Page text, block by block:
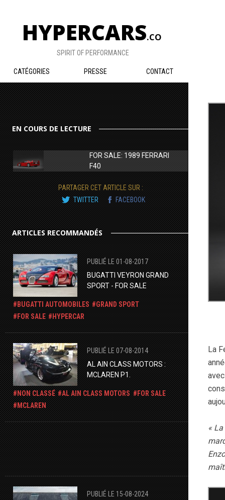
HYPERCARS.CO
SPIRIT OF PERFORMANCE
CATÉGORIES PRESSE CONTACT
EN COURS DE LECTURE
FOR SALE: 1989 FERRARI
F40
PARTAGER CET ARTICLE SUR :
TWITTER
FACEBOOK
ARTICLES RECOMMANDÉS
PUBLIÉ LE 01-08-2017
BUGATTI VEYRON GRAND
SPORT - FOR SALE
BUGATTI AUTOMOBILES
GRAND SPORT
FOR SALE
HYPERCAR
PUBLIÉ LE 07-08-2014
AL AIN CLASS MOTORS :
MCLAREN P1.
NON CLASSÉ AL AIN CLASS MOTORS
FOR SALE
MCLAREN
PUBLIÉ LE 15-08-2024
La
«